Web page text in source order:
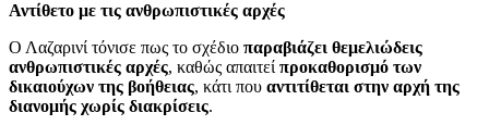
Αντίθετο με τις ανθρωπιστικές αρχές
Ο Λαζαρινί τόνισε πως το σχέδιο παραβιάζει θεμελιώδεις
ανθρωπιστικές αρχές, καθώς απαιτεί προκαθορισμό των
δικαιούχων της βοήθειας, κάτι που αντιτίθεται στην αρχή της
διανομής χωρίς διακρίσεις.